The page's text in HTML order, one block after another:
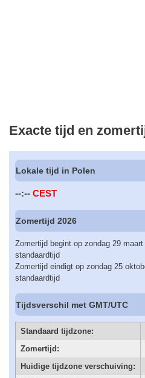
Exacte tijd en
Lokale tijd in Polen
--:-- CEST
Zomertijd 2026
Zomertijd begint op zondag 29
standaardtijd
Zomertijd eindigt op zondag 25
standaardtijd
Tijdsverschil met GMT/UTC
Standaard tijdzone:
Zomertijd:
Huidige tijdzone verschuiving: